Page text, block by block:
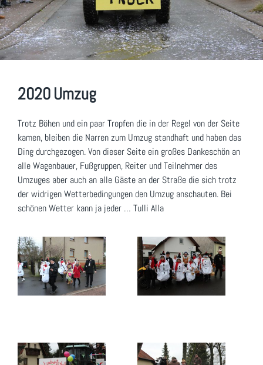
2020 Umzug
Trotz Böhen und ein paar Tropfen die in der Regel von der Seite
kamen, bleiben die Narren zum Umzug standhaft und haben das
Ding durchgezogen. Von dieser Seite ein großes Dankeschön an
alle Wagenbauer, Fußgruppen, Reiter und Teilnehmer des
Umzuges aber auch an alle Gäste an der Straße die sich trotz
der widrigen Wetterbedingungen den Umzug anschauten. Bei
schönen Wetter kann ja jeder … Tulli Alla